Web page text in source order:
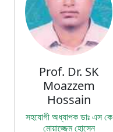
Prof. Dr. SK
Moazzem
Hossain
সহযোগী অধ্যাপক ডাঃ এস কে
মোয়াজ্জেম হোসেন